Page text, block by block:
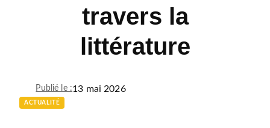
travers la
littérature
Publié le :13 mai 2026
ACTUALITÉ